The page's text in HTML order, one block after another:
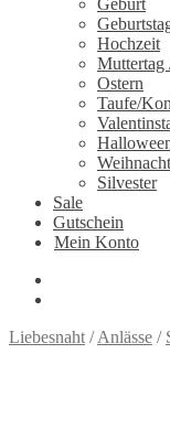
Geburt
Hochzeit
Muttertag
Ostern
Taufe/
Silvester
Sale
Gutschein
Mein Konto
Liebesnaht /Anlässe /